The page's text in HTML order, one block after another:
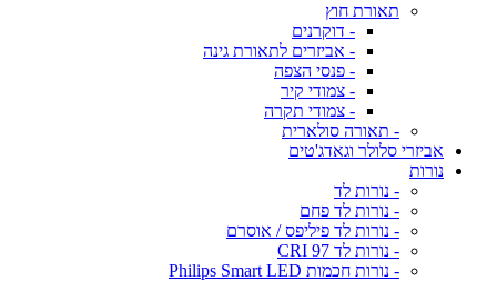
תאורת חוץ
- דוקרנים
- אביזרים לתאורת גינה
- פנסי הצפה
- צמודי קיר
- צמודי תקרה
- תאורה סולארית
אביזרי סלולר וגאדג'טים
נורות
- נורות לד
- נורות לד פחם
- נורות לד פיליפס / אוסרם
- נורות לד CRI 97
- נורות חכמות Philips Smart LED